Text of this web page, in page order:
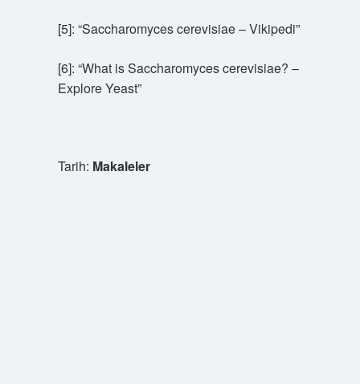
[5]: “Saccharomyces cerevisiae – Vikipedi”
[6]: “What is Saccharomyces cerevisiae? –
Explore Yeast”
Tarih: Makaleler